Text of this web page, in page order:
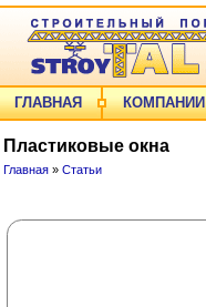
ГЛАВНАЯ КОМПАНИИ
Пластиковые окна
Главная » Статьи